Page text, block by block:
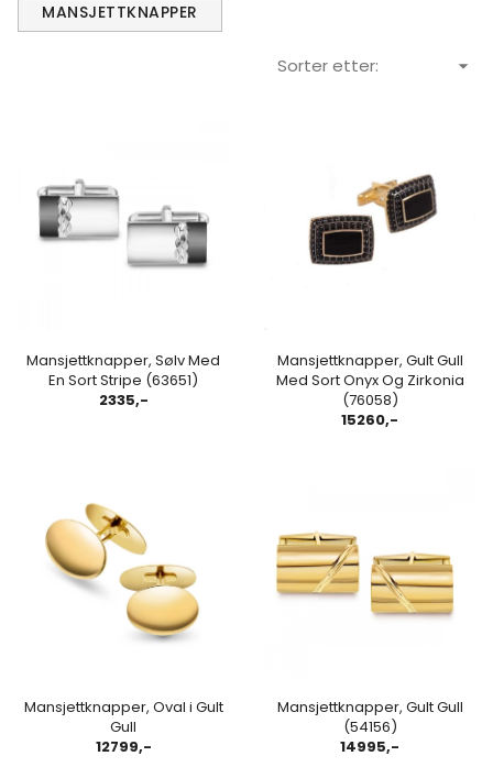
MANSJETTKNAPPER
Sorter etter:
Mansjettknapper, Sølv Med
En Sort Stripe (63651)
2335,-
Mansjettknapper, Gult Gull
Med Sort Onyx Og Zirkonia
(76058)
15260,-
Mansjettknapper, Oval i Gult
Gull
12799,-
Mansjettknapper, Gult Gull
(54156)
14995,-